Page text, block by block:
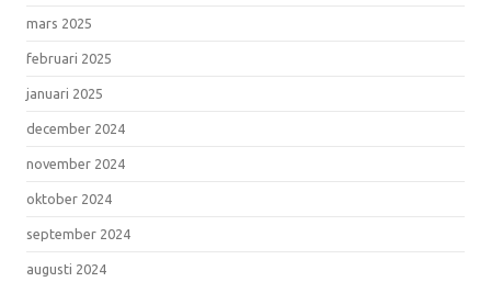
mars 2025
februari 2025
januari 2025
december 2024
november 2024
oktober 2024
september 2024
augusti 2024